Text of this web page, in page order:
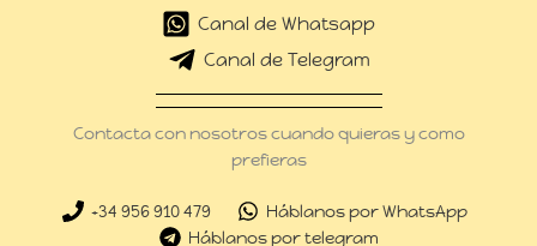
Canal de Whatsapp
Canal de Telegram
Contacta con nosotros cuando quieras y como
prefieras
+34 956 910 479
Háblanos por WhatsApp
Háblanos por telegram